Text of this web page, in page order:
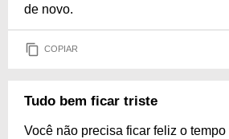
de novo.
COPIAR
Tudo bem ficar triste
Você não precisa ficar feliz o